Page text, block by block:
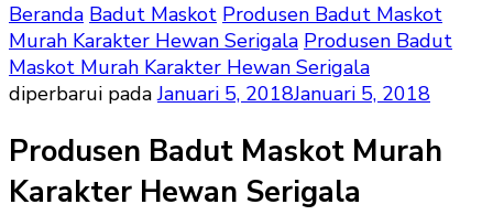
Beranda Badut Maskot Produsen Badut Maskot
Murah Karakter Hewan Serigala Produsen Badut
Maskot Murah Karakter Hewan Serigala
diperbarui padaJanuari 5, 2018Januari 5, 2018
Produsen Badut Maskot Murah
Karakter Hewan Serigala